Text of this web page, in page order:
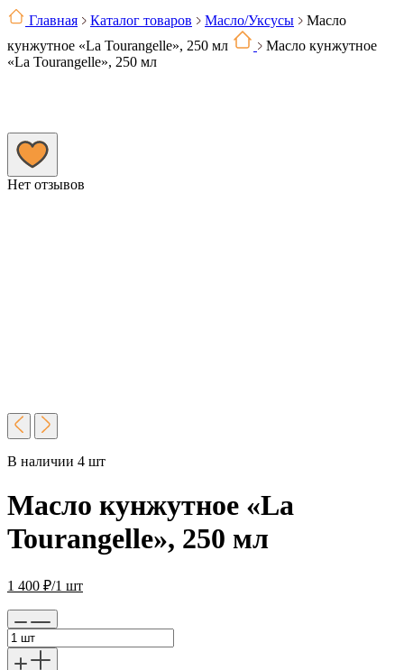
Главная Каталог товаров Масло/Уксусы
Масло
кунжутное «La Tourangelle», 250 мл
Масло кунжутное
«La Tourangelle», 250 мл
Нет отзывов
В наличии 4 шт
Масло кунжутное «La
Tourangelle», 250 мл
1 400 ₽/1 шт